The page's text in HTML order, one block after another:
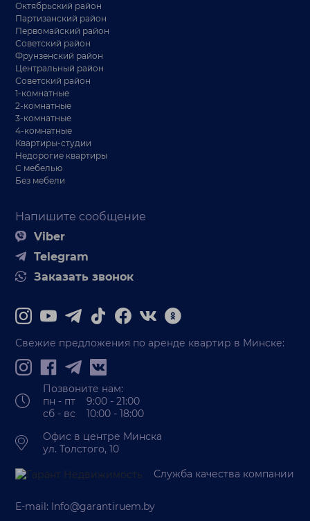
Напишите сообщение
Viber
Telegram
Заказать звонок
Октябрьский район
Партизанский район
Первомайский район
Советский район
Фрунзенский район
Центральный район
Советский район
1-комнатные
2-комнатные
3-комнатные
4-комнатные
Квартиры-студии
Недорогие квартиры
С мебелью
Без мебели
Свежие предложения по аренде квартир в Минске:
Позвоните нам:
пн - пт 9:00 - 21:00
сб - вс 10:00 - 18:00
Офис в центре Минска
ул. Толстого, 10
Служба качества компании
E-mail: Info@garantiruem.by